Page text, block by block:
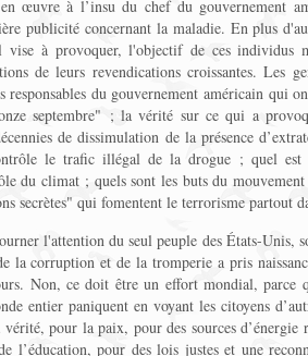
œuvre à l’insu du chef du gouvernement
publicité concernant la maladie. En plus
à provoquer, l'objectif de ces individus
de leurs revendications croissantes. Les
du gouvernement américain qui
septembre" ; la vérité sur ce qui a
de dissimulation de la présence
le trafic illégal de la drogue ; quel est
du climat ; quels sont les buts du
secrètes" qui fomentent le terrorisme partout
l'attention du seul peuple des États-Unis,
la corruption et de la tromperie a pris
Non, ce doit être un effort mondial, parce
entier paniquent en voyant les citoyens
pour la paix, pour des sources d’énergie
l’éducation, pour des lois justes et une